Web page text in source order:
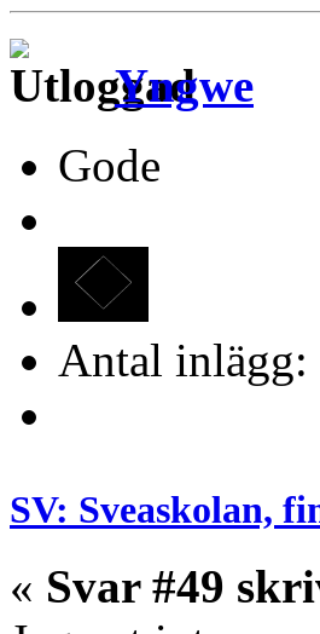
Yngwe
Gode
Antal inlägg:
SV: Sveaskolan,
« Svar #49